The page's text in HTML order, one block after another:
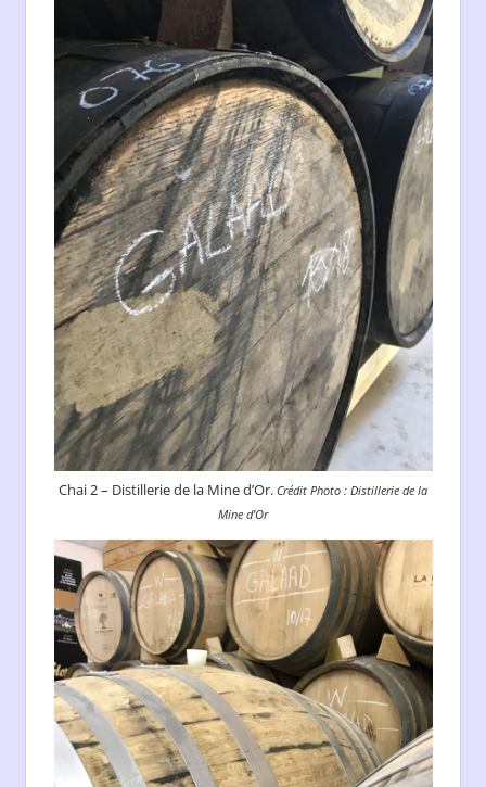
Chai 2 – Distillerie de la Mine d’Or. Crédit Photo : Distillerie de la
Mine d’Or